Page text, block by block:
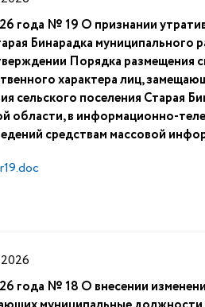
года № 19 О признании
Бинарадка
Порядка размещения
характера лиц,
сельского поселения Старая
области, в информационно-
средствам массовой
года № 18 О внесении